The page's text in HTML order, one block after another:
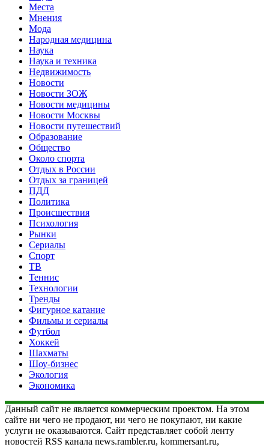
Места
Мнения
Мода
Народная медицина
Наука
Наука и техника
Недвижимость
Новости
Новости ЗОЖ
Новости медицины
Новости Москвы
Новости путешествий
Образование
Общество
Около спорта
Отдых в России
Отдых за границей
ПДД
Политика
Происшествия
Психология
Рынки
Сериалы
Спорт
ТВ
Теннис
Технологии
Тренды
Фигурное катание
Фильмы и сериалы
Футбол
Хоккей
Шахматы
Шоу-бизнес
Экология
Экономика
Данный сайт не является коммерческим проектом. На этом
сайте ни чего не продают, ни чего не покупают, ни какие
услуги не оказываются. Сайт представляет собой ленту
новостей RSS канала news.rambler.ru, kommersant.ru,